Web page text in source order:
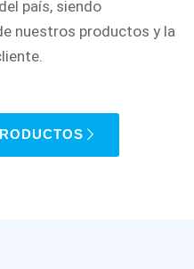
país, siendo
nuestros productos y la